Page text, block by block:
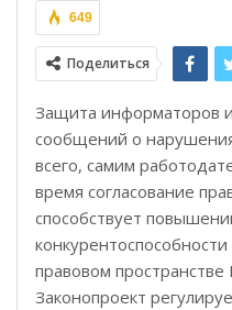
649
Поделиться
Защита информаторов
сообщений о
всего, самим
время согласование
способствует
правовом пространстве
Законопроект